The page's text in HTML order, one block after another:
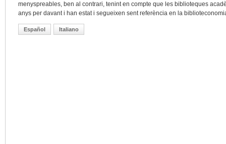
menyspreables, ben al contrari, tenint en compte que les biblioteques
anys per davant i han estat i segueixen sent referència en la
Español Italiano